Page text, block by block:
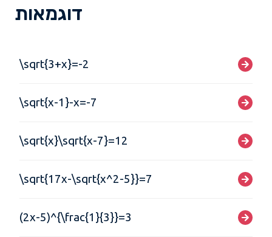
דוגמאות
\sqrt{3+x}=-2
\sqrt{x-1}-x=-7
\sqrt{x}\sqrt{x-7}=12
\sqrt{17x-\sqrt{x^2-5}}=7
(2x-5)^{\frac{1}{3}}=3